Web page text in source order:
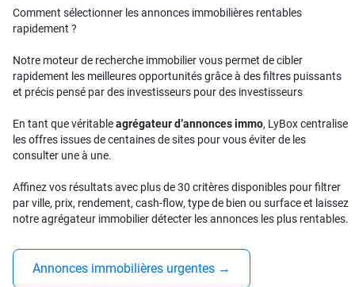
Comment sélectionner les annonces immobilières rentables
rapidement ?
Notre moteur de recherche immobilier vous permet de cibler
rapidement les meilleures opportunités grâce à des filtres puissants
et précis pensé par des investisseurs pour des investisseurs
En tant que véritableagrégateur d’annonces immo, LyBox centralise
les offres issues de centaines de sites pour vous éviter de les
consulter une à une.
Affinez vos résultats avec plus de 30 critères disponibles pour filtrer
par ville, prix, rendement, cash-flow, type de bien ou surface et laissez
notre agrégateur immobilier détecter les annonces les plus rentables.
Annonces immobilières urgentes →